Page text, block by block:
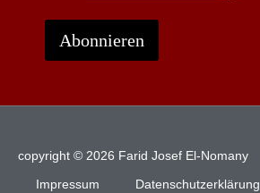
copyright © 2026 Farid Josef El-Nomany
Impressum
Datenschutzerklärung